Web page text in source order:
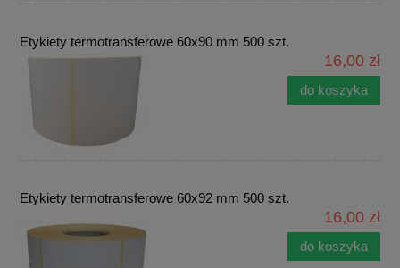
Etykiety termotransferowe 60x90 mm 500 szt.
16,00 zł
do koszyka
Etykiety termotransferowe 60x92 mm 500 szt.
16,00 zł
do koszyka